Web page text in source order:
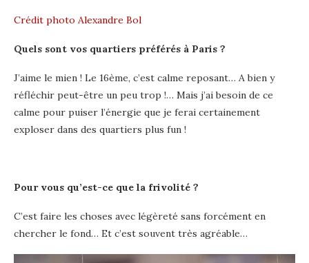
Crédit photo Alexandre Bol
Quels sont vos quartiers préférés à Paris ?
J’aime le mien ! Le 16ème, c’est calme reposant… A bien y
réfléchir peut-être un peu trop !… Mais j’ai besoin de ce
calme pour puiser l’énergie que je ferai certainement
exploser dans des quartiers plus fun !
Pour vous qu’est-ce que la frivolité ?
C’est faire les choses avec légèreté sans forcément en
chercher le fond… Et c’est souvent très agréable…